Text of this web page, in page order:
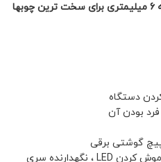
مناسب ، قابلیت سوراخکاری تا مته 6 میلیمتری برای سخت ترین چوبها
دستگاه
بودن آن
گوشتی برقی
مجهز به LED ، سوئیچ روشن و خاموش کردن LED ، نگهدارنده سری